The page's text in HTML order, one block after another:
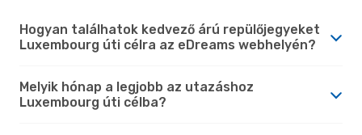
Hogyan találhatok kedvező árú repülőjegyeket
Luxembourg úti célra az eDreams webhelyén?
Melyik hónap a legjobb az utazáshoz
Luxembourg úti célba?